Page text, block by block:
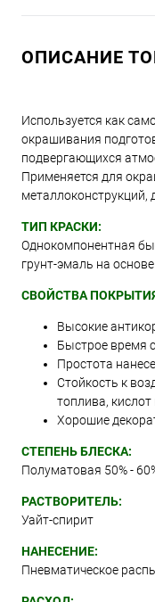
ОПИСАНИЕ
Используется как
окрашивания
подвергающихся
Применяется для
металлоконструкций,
ТИП КРАСКИ:
Однокомпонентная
грунт-эмаль на
СВОЙСТВА
Высокие
Быстрое время
Простота
Стойкость к
топлива,
Хорошие
СТЕПЕНЬ БЛЕСКА:
Полуматовая 50% -
РАСТВОРИТЕЛЬ:
Уайт-спирит
НАНЕСЕНИЕ:
Пневматическое